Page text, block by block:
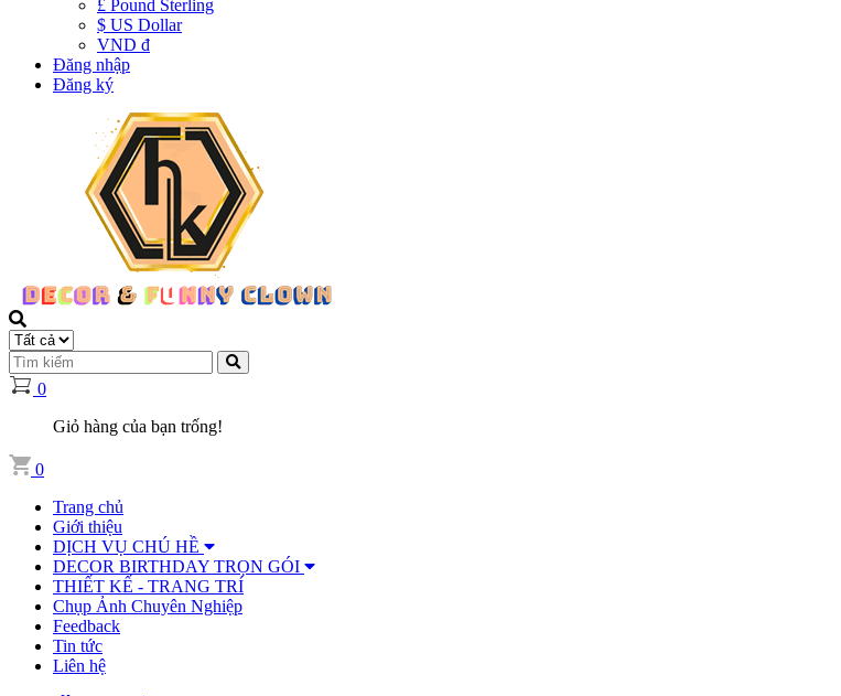
£ Pound Sterling
$ US Dollar
VND đ
Đăng nhập
Đăng ký
0
Giỏ hàng của bạn trống!
0
Trang chủ
Giới thiệu
DỊCH VỤ CHÚ HỀ
DECOR BIRTHDAY TRỌN GÓI
THIẾT KẾ - TRANG TRÍ
Chụp Ảnh Chuyên Nghiệp
Feedback
Tin tức
Liên hệ